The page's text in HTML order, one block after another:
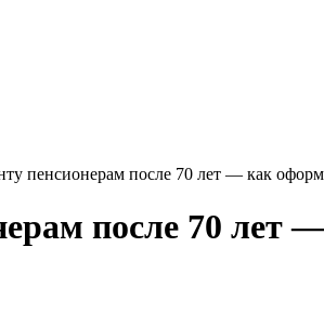
пенсионерам после 70 лет — как
после 70 лет